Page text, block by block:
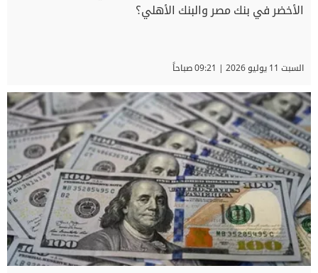
الأخضر في بنك مصر والبنك الأهلي؟
السبت 11 يوليو 2026 | 09:21 صباحاً